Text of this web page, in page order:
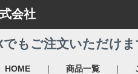
会社
HOME ｜ 商品一覧 ｜
もご注文いただけま